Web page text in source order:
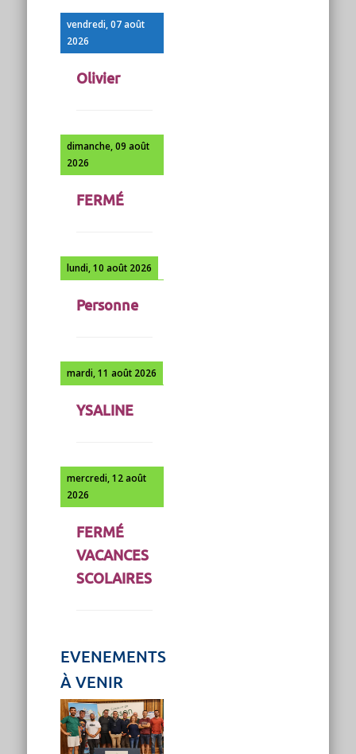
vendredi, 07 août
2026
Olivier
dimanche, 09 août
2026
FERMÉ
lundi, 10 août 2026
Personne
mardi, 11 août 2026
YSALINE
mercredi, 12 août
2026
FERMÉ
VACANCES
SCOLAIRES
EVENEMENTS
À VENIR